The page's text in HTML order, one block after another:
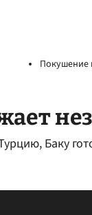
Покушение
Баку